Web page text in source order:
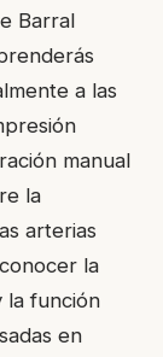
Barral
a las
manual
la
arterias
la
la función
en